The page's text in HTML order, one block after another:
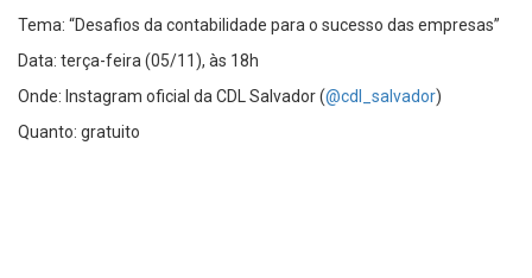
Tema: “Desafios da contabilidade para o sucesso das empresas”
Data: terça-feira (05/11), às 18h
Onde: Instagram oficial da CDL Salvador (@cdl_salvador)
Quanto: gratuito